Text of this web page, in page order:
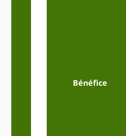
Bénéfice